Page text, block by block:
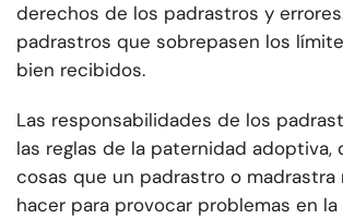
derechos de los padrastros y
padrastros que sobrepasen los
bien recibidos.
Las responsabilidades de los
las reglas de la paternidad adoptiva,
cosas que un padrastro o madrastra
hacer para provocar problemas en la